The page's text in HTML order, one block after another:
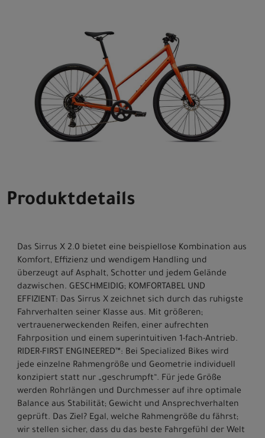
Produktdetails
Das Sirrus X 2.0 bietet eine beispiellose Kombination aus
Komfort, Effizienz und wendigem Handling und
überzeugt auf Asphalt, Schotter und jedem Gelände
dazwischen. GESCHMEIDIG; KOMFORTABEL UND
EFFIZIENT: Das Sirrus X zeichnet sich durch das ruhigste
Fahrverhalten seiner Klasse aus. Mit größeren;
vertrauenerweckenden Reifen, einer aufrechten
Fahrposition und einem superintuitiven 1-fach-Antrieb.
RIDER-FIRST ENGINEERED™: Bei Specialized Bikes wird
jede einzelne Rahmengröße und Geometrie individuell
konzipiert statt nur „geschrumpft“. Für jede Größe
werden Rohrlängen und Durchmesser auf ihre optimale
Balance aus Stabilität; Gewicht und Ansprechverhalten
geprüft. Das Ziel? Egal, welche Rahmengröße du fährst;
wir stellen sicher, dass du das beste Fahrgefühl der Welt